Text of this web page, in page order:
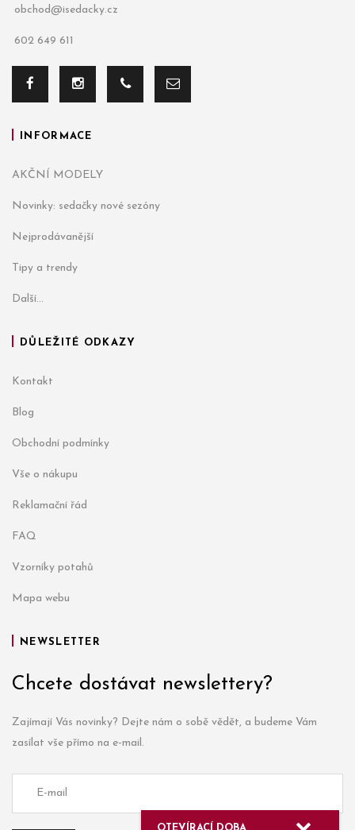
obchod@isedacky.cz
602 649 611
INFORMACE
AKČNÍ MODELY
Novinky: sedačky nové sezóny
Nejprodávanější
Tipy a trendy
Další...
DŮLEŽITÉ ODKAZY
Kontakt
Blog
Obchodní podmínky
Vše o nákupu
Reklamační řád
FAQ
Vzorníky potahů
Mapa webu
NEWSLETTER
Chcete dostávat newslettery?
Zajímají Vás novinky? Dejte nám o sobě vědět, a budeme Vám
zasílat vše přímo na e-mail.